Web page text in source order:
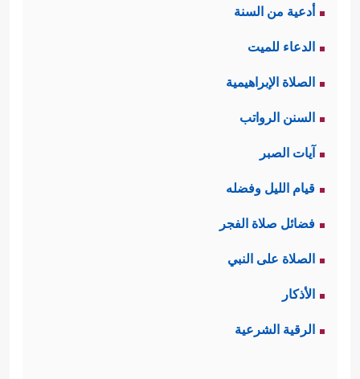
أدعية من السنة
الدعاء للميت
الصلاة الإبراهيمية
السنن الرواتب
آيات الصبر
قيام الليل وفضله
فضائل صلاة الفجر
الصلاة على النبي
الأذكار
الرقية الشرعية